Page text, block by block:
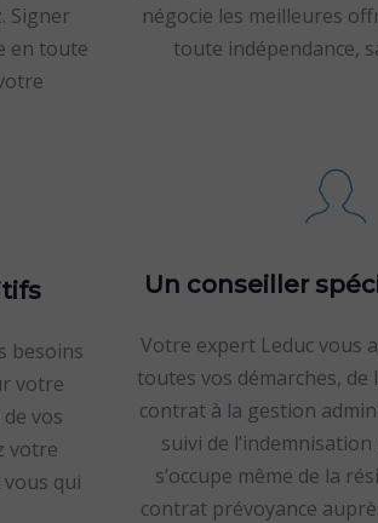
Signer
en toute
négocie les meilleures
toute indépendance,
besoins
votre
vos
votre
qui
Un conseiller
Votre expert Leduc vous
toutes vos démarches,
contrat à la gestion
suivi de
s’occupe même de la
contrat prévoyance